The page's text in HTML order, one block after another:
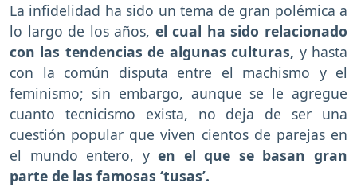
La infidelidad ha sido un tema de gran polémica a
lo largo de los años, el cual ha sido relacionado
con las tendencias de algunas culturas, y hasta
con la común disputa entre el machismo y el
feminismo; sin embargo, aunque se le agregue
cuanto tecnicismo exista, no deja de ser una
cuestión popular que viven cientos de parejas en
el mundo entero, yen el que se basan gran
parte de las famosas ‘tusas’.